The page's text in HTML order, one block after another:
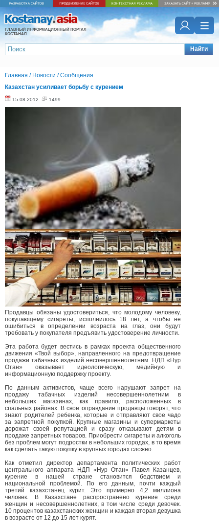
ГЛАВНЫЙ ИНФОРМАЦИОННЫЙ ПОРТАЛ
КОСТАНАЯ
Найти
Главная / Новости /Сообщения
Казахстан усиливает борьбу с курением
15.08.2012 1499
Продавцы обязаны удостовериться, что молодому человеку,
покупающему сигареты, исполнилось 18 лет, а чтобы не
ошибиться в определении возраста на глаз, они будут
требовать у покупателя предъявить удостоверение личности.
Эта работа будет вестись в рамках проекта общественного
движения «Твой выбор», направленного на предотвращение
продажи табачных изделий несовершеннолетним. НДП «Нур
Отан» оказывает идеологическую, медийную и
информационную поддержку проекту.
По данным активистов, чаще всего нарушают запрет на
продажу табачных изделий несовершеннолетним в
небольших магазинах, как правило, расположенных в
спальных районах. В свое оправдание продавцы говорят, что
знают родителей ребенка, которые и отправляют свое чадо
за запретной покупкой. Крупные магазины и супермаркеты
дорожат своей репутацией и сразу отказывают детям в
продаже запретных товаров. Приобрести сигареты и алкоголь
без проблем могут подростки в небольших городах, в то время
как сделать такую покупку в крупных городах сложно.
Как отметил директор департамента политических работ
центрального аппарата НДП «Нур Отан» Павел Казанцев,
курение в нашей стране становится бедствием и
национальной проблемой. По его данным, почти каждый
третий казахстанец курит. Это примерно 4,2 миллиона
человек. В Казахстане распространено курение среди
женщин и несовершеннолетних, в том числе среди девочек.
10 процентов казахстанских женщин и каждая вторая девушка
в возрасте от 12 до 15 лет курят.